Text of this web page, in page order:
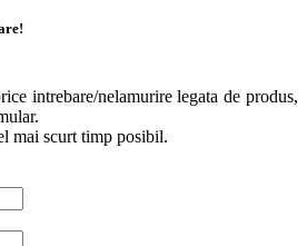
intrebare/nelamurire legata de produs,
mai scurt timp posibil.